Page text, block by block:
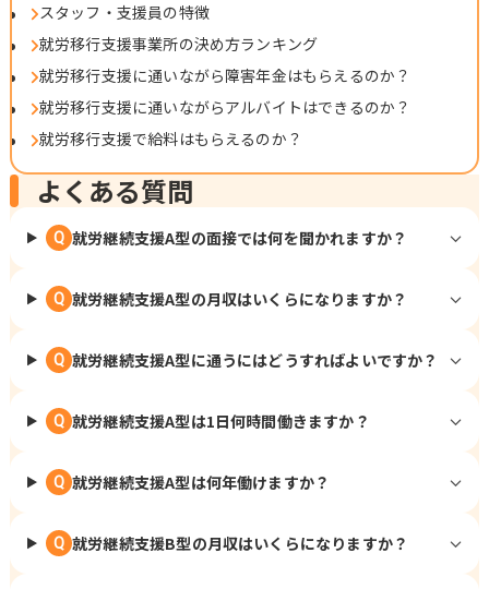
スタッフ・支援員の特徴
就労移行支援事業所の決め方ランキング
就労移行支援に通いながら障害年金はもらえるのか？
就労移行支援に通いながらアルバイトはできるのか？
就労移行支援で給料はもらえるのか？
よくある質問
Q 就労継続支援A型の面接では何を聞かれますか？
Q 就労継続支援A型の月収はいくらになりますか？
Q 就労継続支援A型に通うにはどうすればよいですか？
Q 就労継続支援A型は1日何時間働きますか？
Q 就労継続支援A型は何年働けますか？
Q 就労継続支援B型の月収はいくらになりますか？